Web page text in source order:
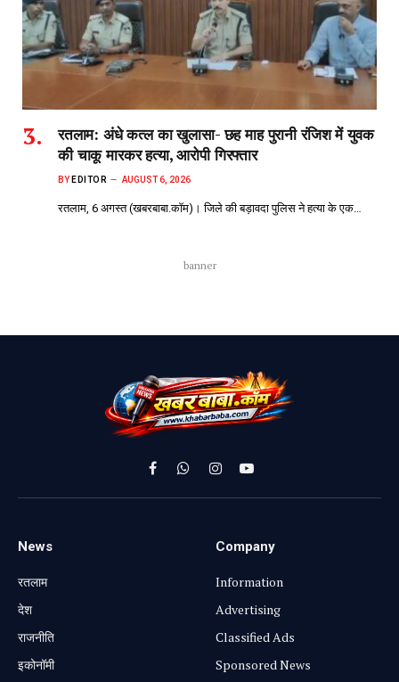
रतलाम: अंधे कत्ल का खुलासा- छह माह पुरानी रंजिश में युवक
की चाकू मारकर हत्या, आरोपी गिरफ्तार
BY EDITOR AUGUST 6, 2026
रतलाम, 6 अगस्त (खबरबाबा.कॉम)। जिले की बड़ावदा पुलिस ने हत्या के एक…
banner
FacebookWhatsApp
InstagramYouTube
News
रतलाम
⁠देश
राजनीति
⁠इकोनॉमी
Company
Information
Advertising
Classified Ads
Sponsored News